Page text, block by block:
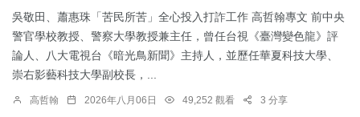
吳敬田、蕭惠珠「苦民所苦」全心投入打詐工作 高哲翰專文 前中央
警官學校教授、警察大學教授兼主任，曾任台視《臺灣變色龍》評
論人、八大電視台《暗光鳥新聞》主持人，並歷任華夏科技大學、
崇右影藝科技大學副校長，...
高哲翰 2026年八月06日 49,252 觀看 3 分享